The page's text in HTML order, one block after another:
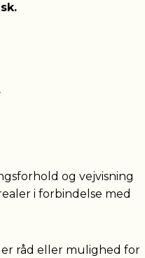
og vejvisning
i forbindelse med
råd eller mulighed for